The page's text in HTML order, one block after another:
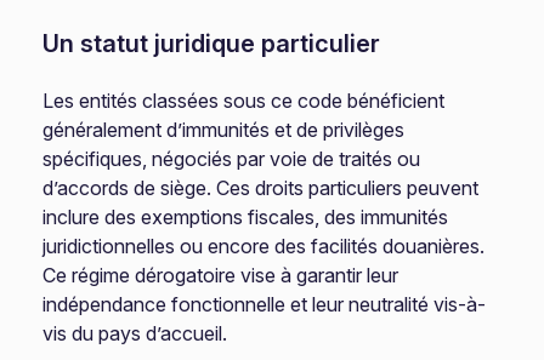
Un statut juridique particulier
Les entités classées sous ce code bénéficient
généralement d’immunités et de privilèges
spécifiques, négociés par voie de traités ou
d’accords de siège. Ces droits particuliers peuvent
inclure des exemptions fiscales, des immunités
juridictionnelles ou encore des facilités douanières.
Ce régime dérogatoire vise à garantir leur
indépendance fonctionnelle et leur neutralité vis-à-
vis du pays d’accueil.